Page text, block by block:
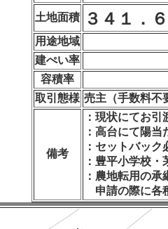
土地面積 ３４１．
用途地域
建ぺい率
容積率
取引態様 売主（手数料不
備考
：現状にてお引
：高台にて陽
：セットバック
：豊平小学校
：農地転用の
申請の際に各